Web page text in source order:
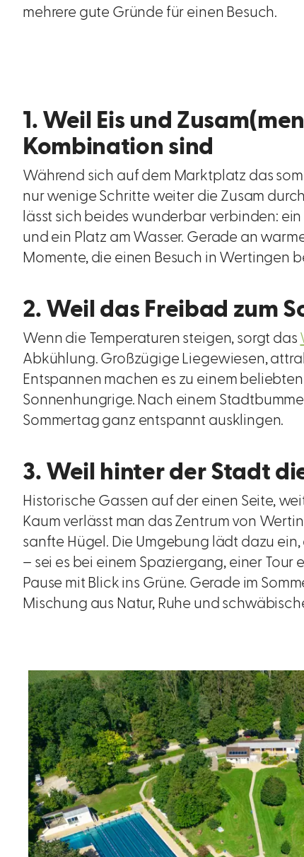
mehrere gute Gründe für einen Besuch.
1. Weil Eis und
Kombination sind
Während sich auf dem Marktplatz das
nur wenige Schritte weiter die Zusam
lässt sich beides wunderbar verbinden:
und ein Platz am Wasser. Gerade an
Momente, die einen Besuch in Wertingen
2. Weil das Freibad zum
Wenn die Temperaturen steigen, sorgt das
Abkühlung. Großzügige Liegewiesen,
Entspannen machen es zu einem
Sonnenhungrige. Nach einem
Sommertag ganz entspannt ausklingen.
3. Weil hinter der Stadt
Historische Gassen auf der einen Seite,
Kaum verlässt man das Zentrum von
sanfte Hügel. Die Umgebung lädt dazu
– sei es bei einem Spaziergang, einer Tour
Pause mit Blick ins Grüne. Gerade im
Mischung aus Natur, Ruhe und